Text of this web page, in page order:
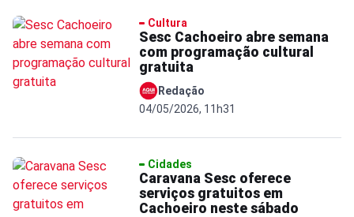
Cultura
Sesc Cachoeiro abre semana
com programação cultural
gratuita
Redação
04/05/2026, 11h31
Cidades
Caravana Sesc oferece
serviços gratuitos em
Cachoeiro neste sábado